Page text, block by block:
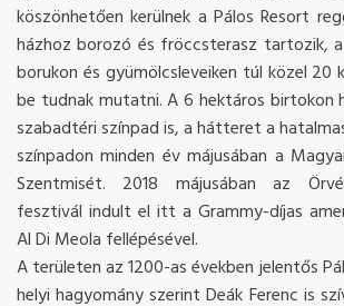
köszönhetően kerülnek a Pálos Resort
házhoz borozó és fröccsterasz tartozik,
borukon és gyümölcsleveiken túl közel 20
be tudnak mutatni. A 6 hektáros
szabadtéri színpad is, a hátteret a
színpadon minden év májusában a
Szentmisét. 2018 májusában az
fesztivál indult el itt a Grammy-díjas
Al Di Meola fellépésével.
A területen az 1200-as években jelentős
helyi hagyomány szerint Deák Ferenc is